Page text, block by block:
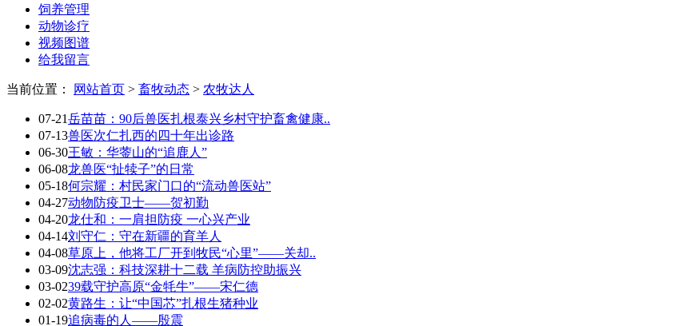
饲养管理
动物诊疗
视频图谱
给我留言
当前位置： 网站首页 > 畜牧动态 > 农牧达人
07-21岳苗苗：90后兽医扎根泰兴乡村守护畜禽健康..
07-13兽医次仁扎西的四十年出诊路
06-30王敏：华蓥山的“追鹿人”
06-08龙兽医“扯犊子”的日常
05-18何宗耀：村民家门口的“流动兽医站”
04-27动物防疫卫士——贺初勤
04-20龙仕和：一肩担防疫 一心兴产业
04-14刘守仁：守在新疆的育羊人
04-08草原上，他将工厂开到牧民“心里”——关却..
03-09沈志强：科技深耕十二载 羊病防控助振兴
03-0239载守护高原“金牦牛”——宋仁德
02-02黄路生：让“中国芯”扎根生猪种业
01-19追病毒的人——殷震